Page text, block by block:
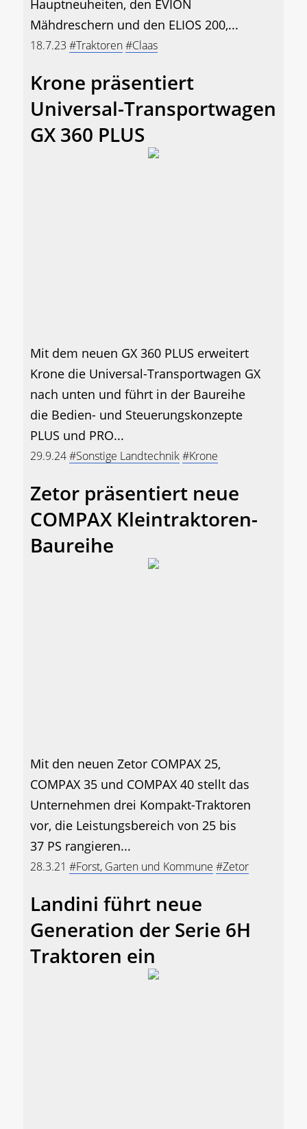
Hauptneuheiten, den EVION
Mähdreschern und den ELIOS 200,...
18.7.23 #Traktoren#Claas
Krone präsentiert
Universal-Transportwagen
GX 360 PLUS
Mit dem neuen GX 360 PLUS erweitert
Krone die Universal-Transportwagen GX
nach unten und führt in der Baureihe
die Bedien- und Steuerungskonzepte
PLUS und PRO...
29.9.24#Sonstige Landtechnik#Krone
Zetor präsentiert neue
COMPAX Kleintraktoren-
Baureihe
Mit den neuen Zetor COMPAX 25,
COMPAX 35 und COMPAX 40 stellt das
Unternehmen drei Kompakt-Traktoren
vor, die Leistungsbereich von 25 bis
37 PS rangieren...
28.3.21 #Forst, Garten und Kommune #Zetor
Landini führt neue
Generation der Serie 6H
Traktoren ein